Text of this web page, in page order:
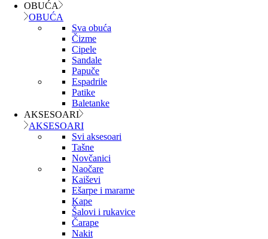
OBUĆA
OBUĆA
Sva obuća
Čizme
Cipele
Sandale
Papuče
Espadrile
Patike
Baletanke
AKSESOARI
AKSESOARI
Svi aksesoari
Tašne
Novčanici
Naočare
Kaiševi
Ešarpe i marame
Kape
Šalovi i rukavice
Čarape
Nakit